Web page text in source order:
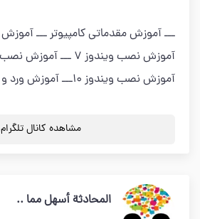
آموزش نصب ویندوز 10ـــ آموزش ورد و پاوپوینت و...
مشاهده کانال تلگرام
المحادثة أسهل مما ..